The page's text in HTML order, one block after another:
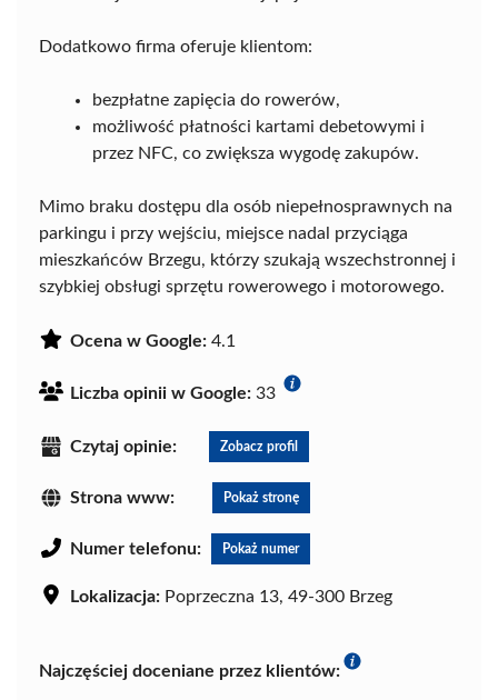
Dodatkowo firma oferuje klientom:
bezpłatne zapięcia do rowerów,
możliwość płatności kartami debetowymi i
przez NFC, co zwiększa wygodę zakupów.
Mimo braku dostępu dla osób niepełnosprawnych na
parkingu i przy wejściu, miejsce nadal przyciąga
mieszkańców Brzegu, którzy szukają wszechstronnej i
szybkiej obsługi sprzętu rowerowego i motorowego.
Ocena w Google: 4.1
Liczba opinii w Google: 33
Czytaj opinie: Zobacz profil
Strona www: Pokaż stronę
Numer telefonu: Pokaż numer
Lokalizacja: Poprzeczna 13, 49-300 Brzeg
Najczęściej doceniane przez klientów: